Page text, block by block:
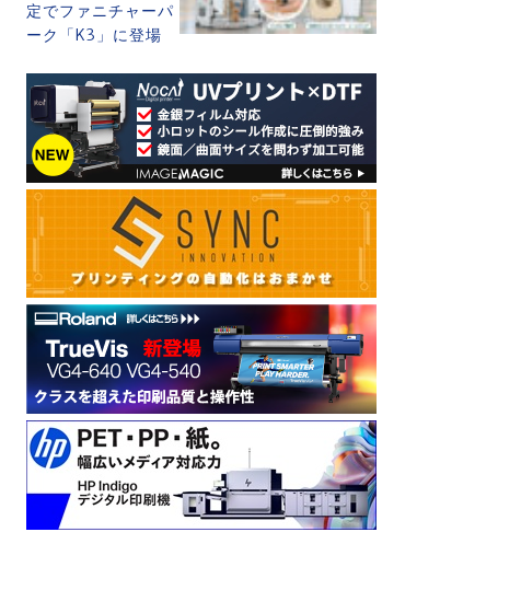
定でファニチャーパ
ーク「K3」に登場